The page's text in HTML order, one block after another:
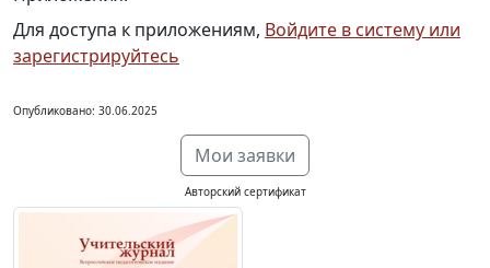
Для доступа к приложениям, Войдите в систему или
зарегистрируйтесь
Опубликовано: 30.06.2025
Мои заявки
Авторский сертификат